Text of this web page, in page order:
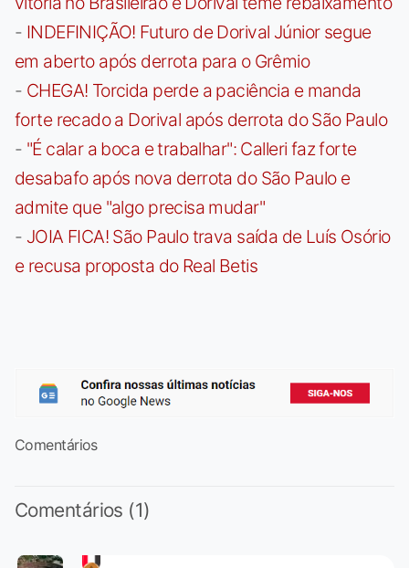
- INDEFINIÇÃO! Futuro de Dorival Júnior segue
em aberto após derrota para o Grêmio
- CHEGA! Torcida perde a paciência e manda
forte recado a Dorival após derrota do São Paulo
- "É calar a boca e trabalhar": Calleri faz forte
desabafo após nova derrota do São Paulo e
admite que "algo precisa mudar"
- JOIA FICA! São Paulo trava saída de Luís Osório
e recusa proposta do Real Betis
Comentários
Comentários (1)